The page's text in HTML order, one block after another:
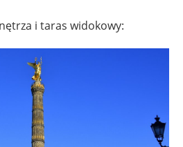
i taras widokowy: